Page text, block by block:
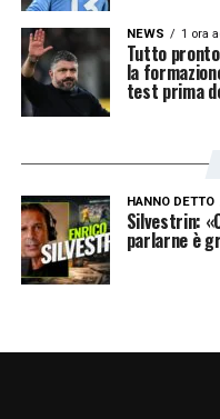
NEWS 1 ora
Tutto
la
test prima
HANNO DETTO
Silvestrin:
parlarne è